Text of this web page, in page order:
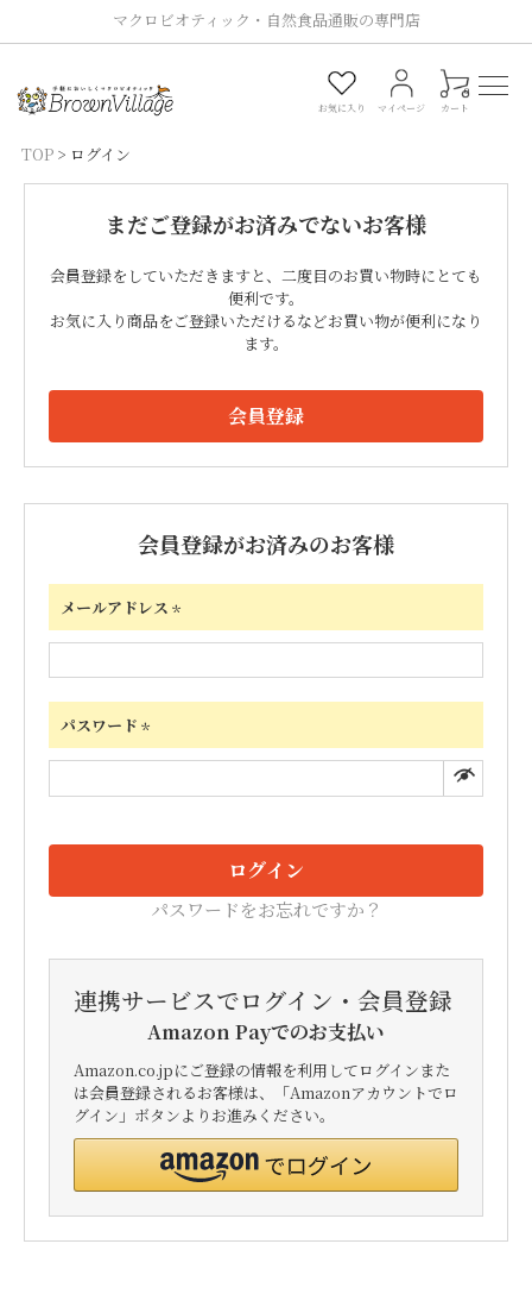
マクロビオティック・自然食品通販の専門店
お気に入り マイページ カート
0
TOP ログイン
まだご登録がお済みでないお客様
会員登録をしていただきますと、二度目のお買い物時にとても
便利です。
お気に入り商品をご登録いただけるなどお買い物が便利になり
ます。
会員登録
会員登録がお済みのお客様
メールアドレス
(必
パスワード
(必
ログイン
パスワードをお忘れですか？
連携サービスでログイン・会員登録
Amazon Payでのお支払い
Amazon.co.jpにご登録の情報を利用してログインまた
は会員登録されるお客様は、「Amazonアカウントでロ
グイン」ボタンよりお進みください。